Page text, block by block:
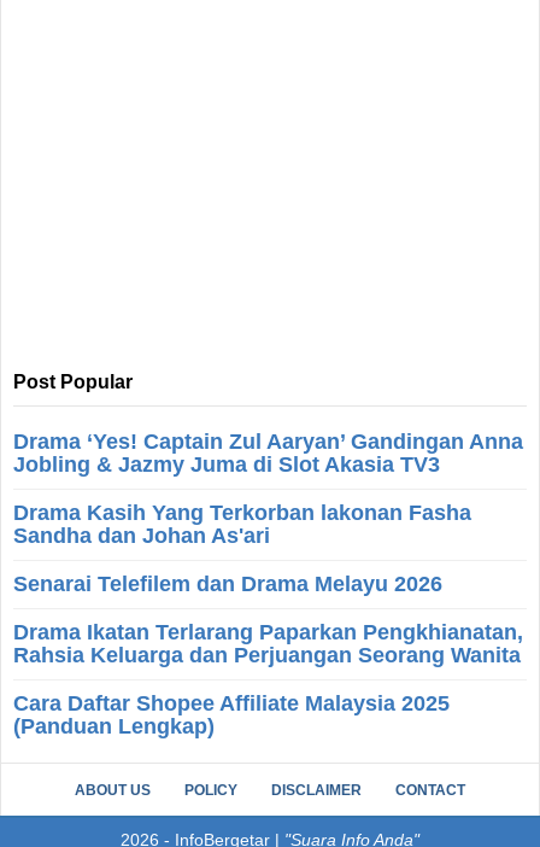
Post Popular
Drama ‘Yes! Captain Zul Aaryan’ Gandingan Anna
Jobling & Jazmy Juma di Slot Akasia TV3
Drama Kasih Yang Terkorban lakonan Fasha
Sandha dan Johan As'ari
Senarai Telefilem dan Drama Melayu 2026
Drama Ikatan Terlarang Paparkan Pengkhianatan,
Rahsia Keluarga dan Perjuangan Seorang Wanita
Cara Daftar Shopee Affiliate Malaysia 2025
(Panduan Lengkap)
ABOUT US POLICY DISCLAIMER CONTACT
2026 - InfoBergetar | "Suara Info Anda"